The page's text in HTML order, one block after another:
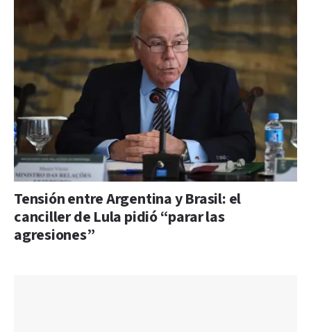
Tensión entre Argentina y Brasil: el
canciller de Lula pidió “parar las
agresiones”